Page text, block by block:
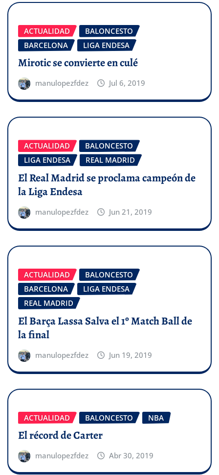
ACTUALIDAD
BALONCESTO
BARCELONA
LIGA ENDESA
Mirotic se convierte en culé
manulopezfdez Jul 6, 2019
ACTUALIDAD
BALONCESTO
LIGA ENDESA
REAL MADRID
El Real Madrid se proclama campeón de
la Liga Endesa
manulopezfdez Jun 21, 2019
ACTUALIDAD
BALONCESTO
BARCELONA
LIGA ENDESA
REAL MADRID
El Barça Lassa Salva el 1º Match Ball de
la final
manulopezfdez Jun 19, 2019
ACTUALIDAD BALONCESTO NBA
El récord de Carter
manulopezfdez Abr 30, 2019